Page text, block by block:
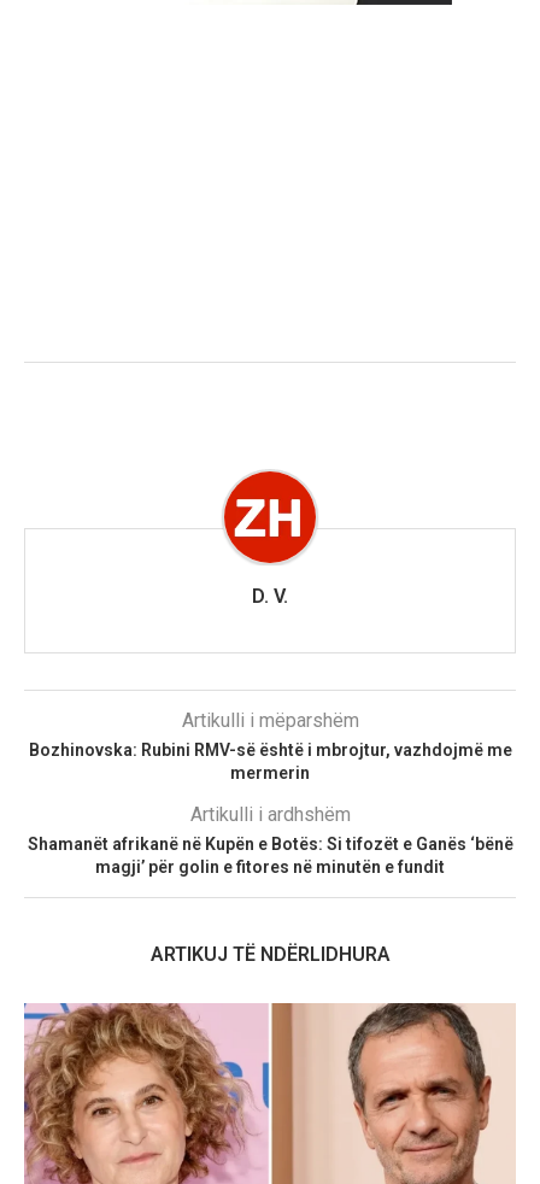
D. V.
Artikulli i mëparshëm
Bozhinovska: Rubini RMV-së është i mbrojtur, vazhdojmë me
mermerin
Artikulli i ardhshëm
Shamanët afrikanë në Kupën e Botës: Si tifozët e Ganës ‘bënë
magji’ për golin e fitores në minutën e fundit
ARTIKUJ TË NDËRLIDHURA